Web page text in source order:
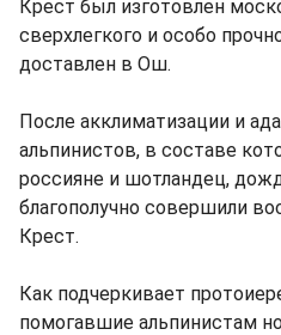
Крест был изготовлен
сверхлегкого и особо
доставлен в Ош.
После акклиматизации и
альпинистов, в составе
россияне и шотландец,
благополучно совершили
Крест.
Как подчеркивает
помогавшие альпинистам